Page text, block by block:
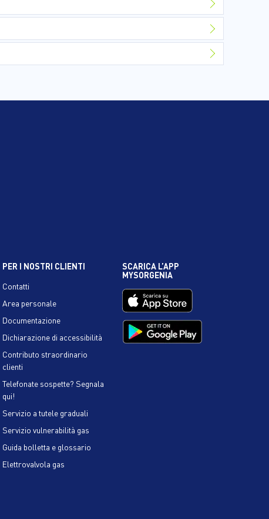
PER I NOSTRI CLIENTI
Contatti
Area personale
Documentazione
Dichiarazione di accessibilità
Contributo straordinario
clienti
Telefonate sospette? Segnala
qui!
Servizio a tutele graduali
Servizio vulnerabilità gas
Guida bolletta e glossario
Elettrovalvola gas
SCARICA L’APP
MYSORGENIA